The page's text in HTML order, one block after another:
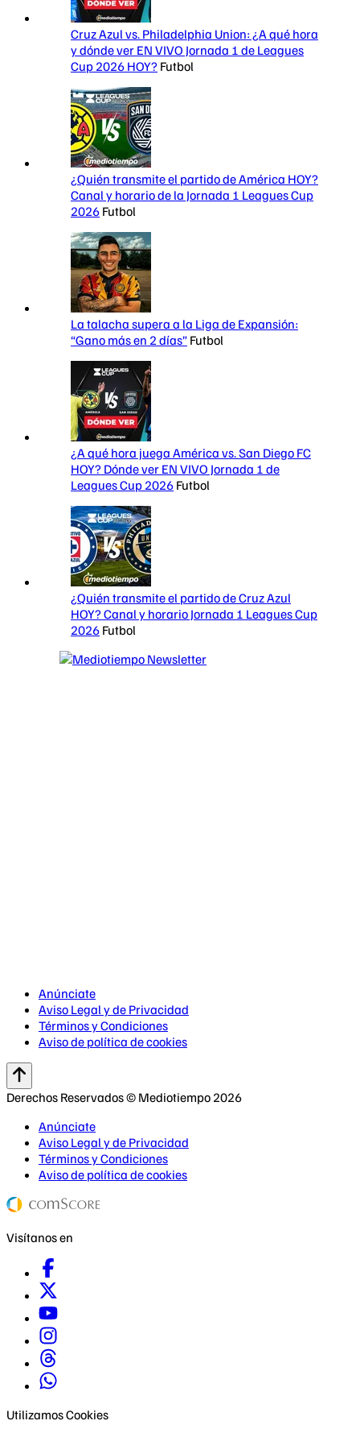
Cruz Azul vs. Philadelphia Union: ¿A qué hora
y dónde ver EN VIVO Jornada 1 de Leagues
Cup 2026 HOY? Futbol
¿Quién transmite el partido de América HOY?
Canal y horario de la Jornada 1 Leagues Cup
2026 Futbol
La talacha supera a la Liga de Expansión:
“Gano más en 2 días” Futbol
¿A qué hora juega América vs. San Diego FC
HOY? Dónde ver EN VIVO Jornada 1 de
Leagues Cup 2026 Futbol
¿Quién transmite el partido de Cruz Azul
HOY? Canal y horario Jornada 1 Leagues Cup
2026 Futbol
Anúnciate
Aviso Legal y de Privacidad
Términos y Condiciones
Aviso de política de cookies
Derechos Reservados © Mediotiempo 2026
Anúnciate
Aviso Legal y de Privacidad
Términos y Condiciones
Aviso de política de cookies
Visítanos en
Utilizamos Cookies